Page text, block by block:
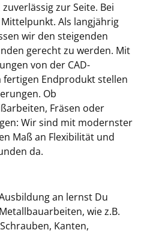
zur Seite. Bei
Als langjährig
wir den steigenden
gerecht zu werden. Mit
von der CAD-
fertigen Endprodukt stellen
Ob
Fräsen oder
Wir sind mit modernster
Maß an Flexibilität und
da.
an lernst Du
wie z.B.
Kanten,